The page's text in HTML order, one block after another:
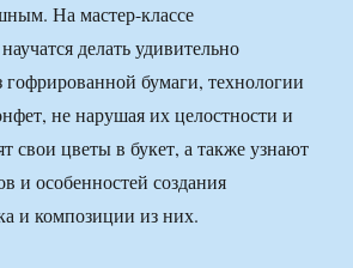
На мастер-классе
делать удивительно
гофрированной бумаги, технологии
не нарушая их целостности и
свои цветы в букет, а также узнают
и особенностей создания
и композиции из них.